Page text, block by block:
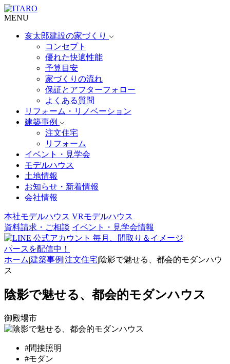
MENU
亥太郎建設の家づくり
コンセプト
優れた快適性能
予算目安
家づくりの流れ
保証とアフターフォロー
よくある質問
リフォーム・リノベーション
建築事例
注文住宅
リフォーム
イベント・見学会
モデルハウス
土地情報
お知らせ・新着情報
会社情報
本社モデルハウス VRモデルハウス
資料請求・ご相談 イベント・見学会情報
毎月、間取り＆イメージ
パースを配信中！
ホーム|建築事例 |注文住宅|陰影で魅せる、都会的モダンハウ
ス
陰影で魅せる、都会的モダンハウス
御殿場市
#間接照明
#モダン